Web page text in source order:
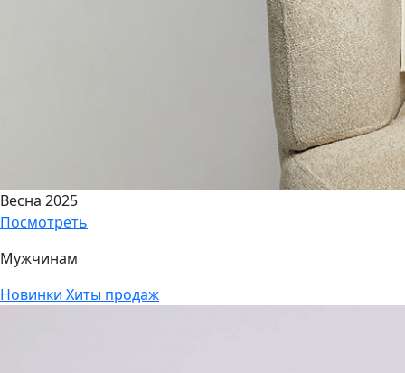
Весна 2025
Посмотреть
Мужчинам
Новинки Хиты продаж